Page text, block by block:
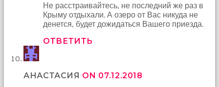
Не расстраивайтесь, не последний же раз в
Крыму отдыхали. А озеро от Вас никуда не
денется, будет дожидаться Вашего приезда.
ОТВЕТИТЬ
АНАСТАСИЯ ON 07.12.2018